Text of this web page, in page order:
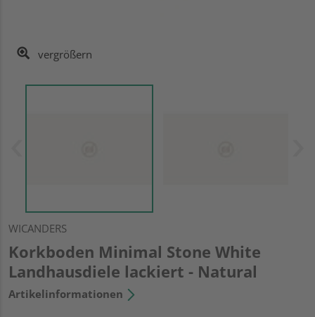
vergrößern
WICANDERS
Korkboden Minimal Stone White
Landhausdiele lackiert - Natural
Artikelinformationen